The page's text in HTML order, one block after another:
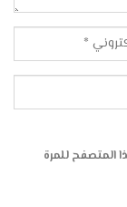
المتصفح للمرة